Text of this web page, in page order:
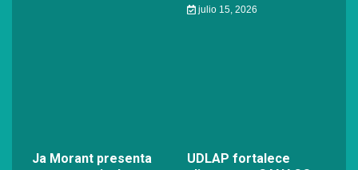
julio 15, 2026
Ja Morant presenta
UDLAP fortalece